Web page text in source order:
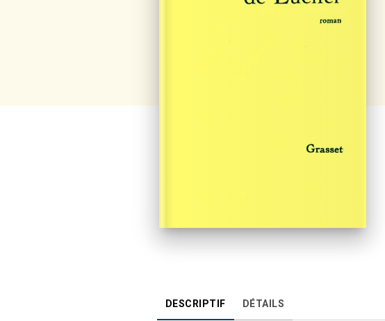
DESCRIPTIF DÉTAILS